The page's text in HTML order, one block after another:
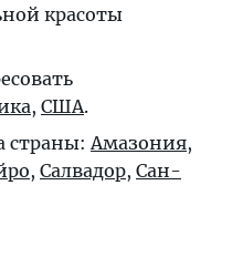
красоты
, США.
страны:Амазония,
, Салвадор, Сан-